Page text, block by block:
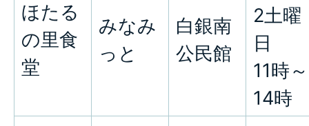
ほたる
の里食
堂
みなみ
っと
白銀南
公民館
2土曜
日
11時～
14時